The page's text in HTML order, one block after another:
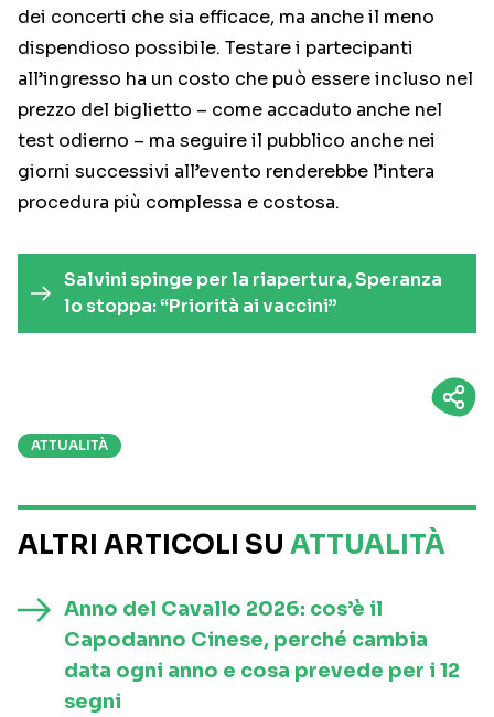
dei concerti che sia efficace, ma anche il meno
dispendioso possibile. Testare i partecipanti
all’ingresso ha un costo che può essere incluso nel
prezzo del biglietto – come accaduto anche nel
test odierno – ma seguire il pubblico anche nei
giorni successivi all’evento renderebbe l’intera
procedura più complessa e costosa.
Salvini spinge per la riapertura, Speranza
lo stoppa: “Priorità ai vaccini”
ATTUALITÀ
ALTRI ARTICOLI SU ATTUALITÀ
Anno del Cavallo 2026: cos’è il
Capodanno Cinese, perché cambia
data ogni anno e cosa prevede per i 12
segni